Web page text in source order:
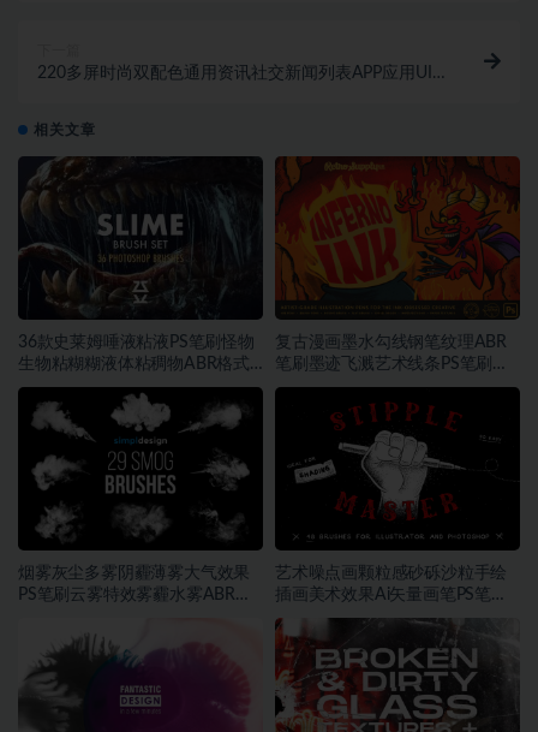
220多屏时尚双配色通用资讯社交新闻列表APP应用UI
相关文章
36款史莱姆唾液粘液PS笔刷怪物
生物粘糊糊液体粘稠物ABR格式
素材
复古漫画墨水勾线钢笔纹理ABR
笔刷墨迹飞溅艺术线条PS笔刷设
计素材
烟雾灰尘多雾阴霾薄雾大气效果
PS笔刷云雾特效雾霾水雾ABR格
艺术噪点画颗粒感砂砾沙粒手绘
插画美术效果Ai矢量画笔PS笔刷
素材